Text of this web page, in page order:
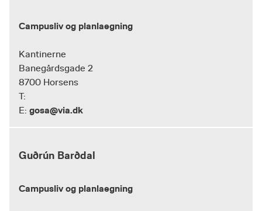
Campusliv og planlaegning
Kantinerne
Banegårdsgade 2
8700 Horsens
T:
E: gosa@via.dk
Guðrún Barðdal
Campusliv og planlaegning